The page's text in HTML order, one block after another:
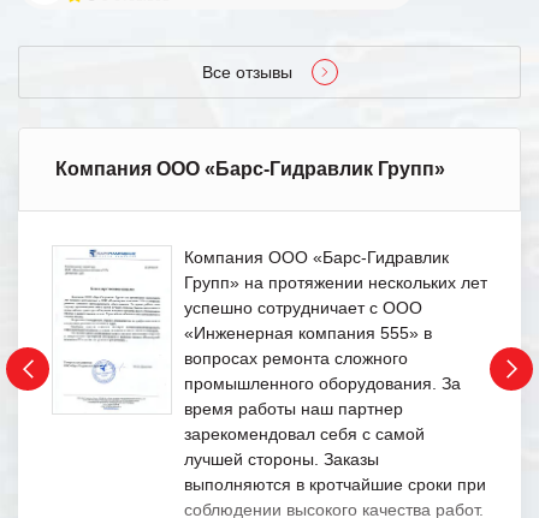
Все отзывы
Компания ООО «Барс-Гидравлик Групп»
Компания ООО «Барс-Гидравлик
Групп» на протяжении нескольких лет
успешно сотрудничает с ООО
«Инженерная компания 555» в
вопросах ремонта сложного
промышленного оборудования. За
время работы наш партнер
зарекомендовал себя с самой
лучшей стороны. Заказы
выполняются в кротчайшие сроки при
соблюдении высокого качества работ.